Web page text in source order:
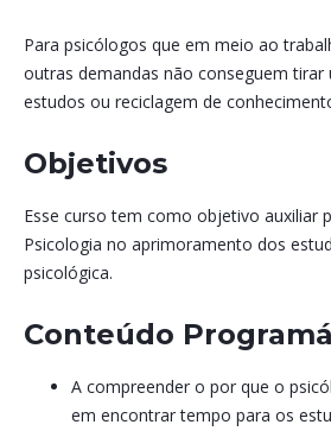
Para psicólogos que em meio ao
outras demandas não conseguem
estudos ou reciclagem de
Objetivos
Esse curso tem como objetivo auxiliar
Psicologia no aprimoramento dos
psicológica.
Conteúdo
A compreender o por que o
em encontrar tempo para os